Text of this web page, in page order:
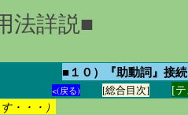
法詳説■
■１０）『助動詞』接
<(戻る) [総合目次] [
・・・）